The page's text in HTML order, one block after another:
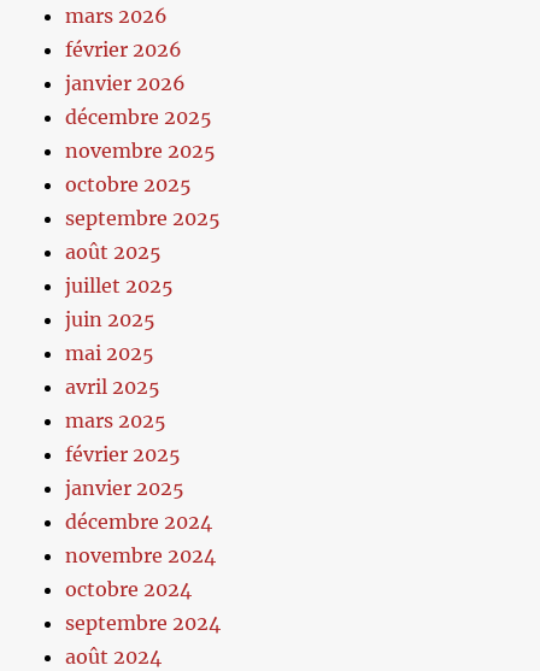
mars 2026
février 2026
janvier 2026
décembre 2025
novembre 2025
octobre 2025
septembre 2025
août 2025
juillet 2025
juin 2025
mai 2025
avril 2025
mars 2025
février 2025
janvier 2025
décembre 2024
novembre 2024
octobre 2024
septembre 2024
août 2024